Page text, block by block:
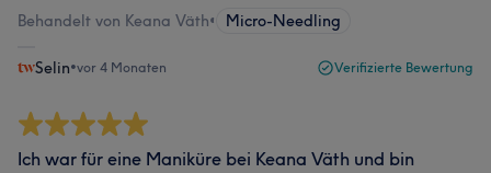
Behandelt von Keana Väth• Micro-Needling
Selin•vor 4 Monaten Verifizierte Bewertung
Ich war für eine Maniküre bei Keana Väth und bin